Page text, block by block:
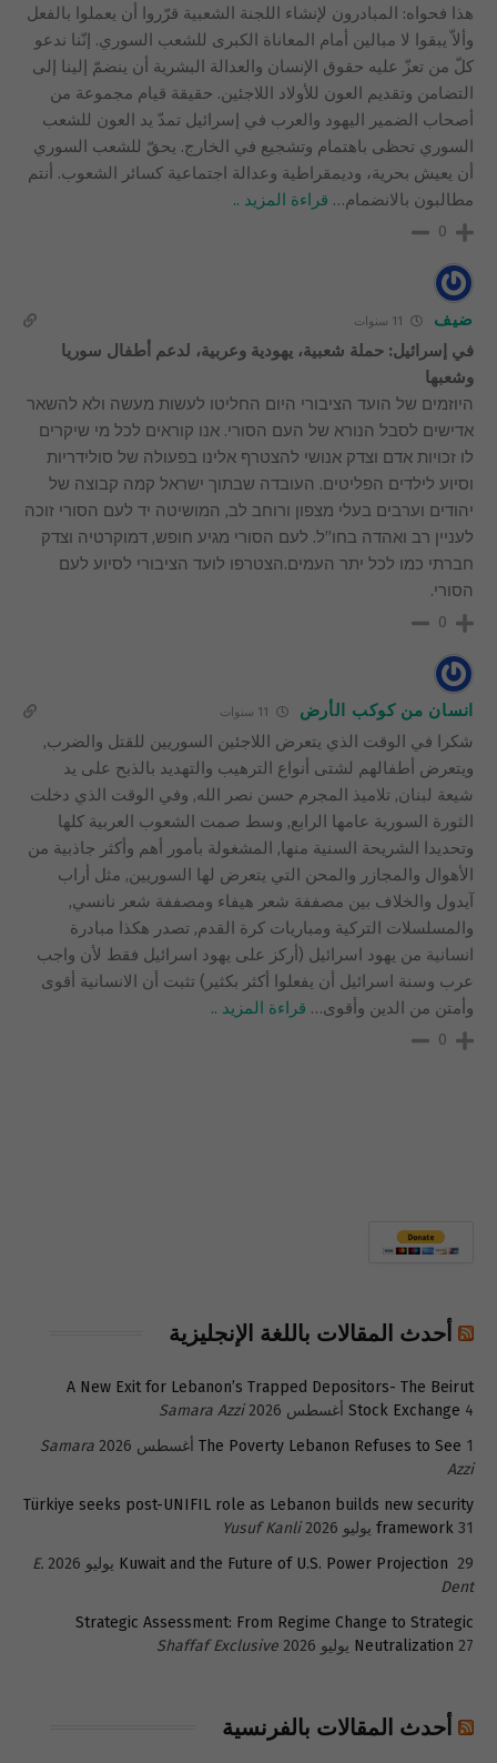
هذا فحواه: المبادرون لإنشاء اللجنة الشعبية قرّروا أن يعملوا بالفعل
وألاّ يبقوا لا مبالين أمام المعاناة الكبرى للشعب السوري. إنّنا ندعو
كلّ من تعزّ عليه حقوق الإنسان والعدالة البشرية أن ينضمّ إلينا إلى
التضامن وتقديم العون للأولاد اللاجئين. حقيقة قيام مجموعة من
أصحاب الضمير اليهود والعرب في إسرائيل تمدّ يد العون للشعب
السوري تحظى باهتمام وتشجيع في الخارج. يحقّ للشعب السوري
أن يعيش بحرية، وديمقراطية وعدالة اجتماعية كسائر الشعوب. أنتم
مطالبون بالانضمام…قراءة المزيد ..
0
ضيف
في إسرائيل: حملة شعبية، يهودية وعربية، لدعم أطفال سوريا
وشعبها
היוזמים של הועד הציבורי היום החליטו לעשות מעשה ולא להשאר
אדישים לסבל הנורא של העם הסורי. אנו קוראים לכל מי שיקרים
לו זכויות אדם וצדק אנושי להצטרף אלינו בפעולה של סולידריות
וסיוע לילדים הפליטים. העובדה שבתוך ישראל קמה קבוצה של
יהודים וערבים בעלי מצפון ורוחב לב, המושיטה יד לעם הסורי זוכה
לעניין רב ואהדה בחו”ל. לעם הסורי מגיע חופש, דמוקרטיה וצדק
חברתי כמו לכל יתר העמים.הצטרפו לועד הציבורי לסיוע לעם
הסורי.
0
انسان من كوكب الأرض
شكرا في الوقت الذي يتعرض اللاجئين السوريين للقتل والضرب,
ويتعرض أطفالهم لشتى أنواع الترهيب والتهديد بالذبح على يد
شيعة لبنان, تلاميذ المجرم حسن نصر الله, وفي الوقت الذي دخلت
الثورة السورية عامها الرابع, وسط صمت الشعوب العربية كلها
وتحديدا الشريحة السنية منها, المشغولة بأمور أهم وأكثر جاذبية من
الأهوال والمجازر والمحن التي يتعرض لها السوريين, مثل أراب
آيدول والخلاف بين مصففة شعر هيفاء ومصففة شعر نانسي,
والمسلسلات التركية ومباريات كرة القدم, تصدر هكذا مبادرة
انسانية من يهود اسرائيل (أركز على يهود اسرائيل فقط لأن واجب
عرب وسنة اسرائيل أن يفعلوا أكثر بكثير) تثبت أن الانسانية أقوى
وأمتن من الدين وأقوى…قراءة المزيد ..
0
أحدث المقالات باللغة الإنجليزية
A New Exit for Lebanon’s Trapped Depositors- The Beirut
Stock Exchange
Samara Azzi
The Poverty Lebanon Refuses to See
Samara
Azzi
Türkiye seeks post-UNIFIL role as Lebanon builds new security
framework
Yusuf Kanli
Kuwait and the Future of U.S. Power Projection
E.
Dent
Strategic Assessment: From Regime Change to Strategic
Neutralization
Shaffaf Exclusive
أحدث المقالات بالفرنسية